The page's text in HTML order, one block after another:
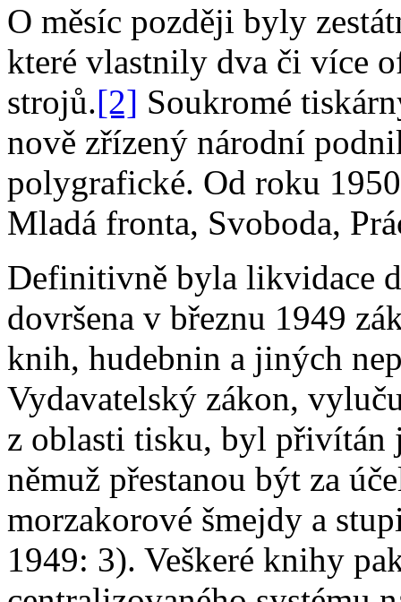
O měsíc později byly
které vlastnily dva či více
strojů.[2] Soukromé
nově zřízený národní
polygrafické. Od roku
Mladá fronta, Svoboda,
Definitivně byla likvidace
dovršena v březnu 1949
knih, hudebnin a jiných
Vydavatelský zákon,
z oblasti tisku, byl
němuž přestanou být za
morzakorové šmejdy a
1949: 3). Veškeré knihy